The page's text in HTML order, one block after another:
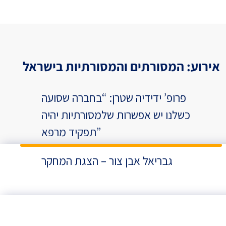
אירוע: המסורתים והמסורתיות בישראל
פרופ’ ידידיה שטרן: “בחברה שסועה
כשלנו יש אפשרות שלמסורתיות יהיה
תפקיד מרפא”
גבריאל אבן צור – הצגת המחקר